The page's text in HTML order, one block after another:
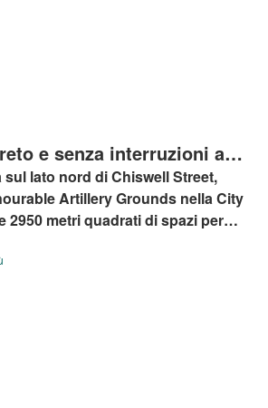
e senza interruzioni al
Street a Londra
lato nord di Chiswell Street,
Artillery Grounds nella City
2950 metri quadrati di spazi per
di Grado A.